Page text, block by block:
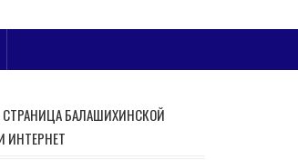
БАЛАШИХИНСКОЙ
ИНТЕРНЕТ